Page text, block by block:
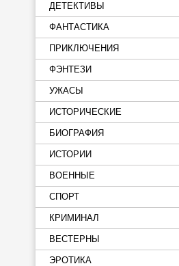
ДЕТЕКТИВЫ
ФАНТАСТИКА
ПРИКЛЮЧЕНИЯ
ФЭНТЕЗИ
УЖАСЫ
ИСТОРИЧЕСКИЕ
БИОГРАФИЯ
ИСТОРИИ
ВОЕННЫЕ
СПОРТ
КРИМИНАЛ
ВЕСТЕРНЫ
ЭРОТИКА